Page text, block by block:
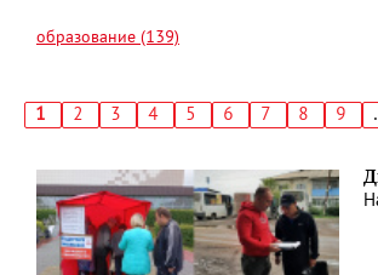
образование (139)
Текущая
1 Страница
2 Страница
3 Страница
4 Страница
5 Страница
6 Страница
7 Страница
8 9